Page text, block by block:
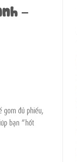
–
gom đủ phiếu,
bạn “hốt